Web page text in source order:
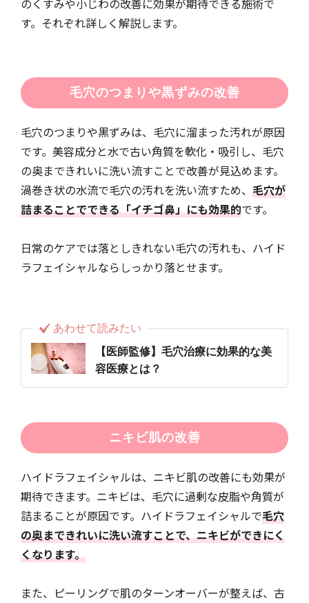
のくすみや小じわの改善に効果が期待できる施術で
す。それぞれ詳しく解説します。
毛穴のつまりや黒ずみの改善
毛穴のつまりや黒ずみは、毛穴に溜まった汚れが原因
です。美容成分と水で古い角質を軟化・吸引し、毛穴
の奥まできれいに洗い流すことで改善が見込めます。
渦巻き状の水流で毛穴の汚れを洗い流すため、 毛穴が
詰まることでできる「イチゴ鼻」にも効果的です。
日常のケアでは落としきれない毛穴の汚れも、ハイド
ラフェイシャルならしっかり落とせます。
あわせて読みたい
【医師監修】毛穴治療に効果的な美
容医療とは？
ニキビ肌の改善
ハイドラフェイシャルは、ニキビ肌の改善にも効果が
期待できます。ニキビは、毛穴に過剰な皮脂や角質が
詰まることが原因です。ハイドラフェイシャルで毛穴
の奥まできれいに洗い流すことで、ニキビができにく
くなります。
また、ピーリングで肌のターンオーバーが整えば、古